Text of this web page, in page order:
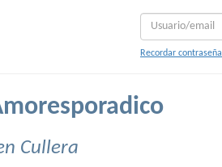
Recordar contraseña
Cullera